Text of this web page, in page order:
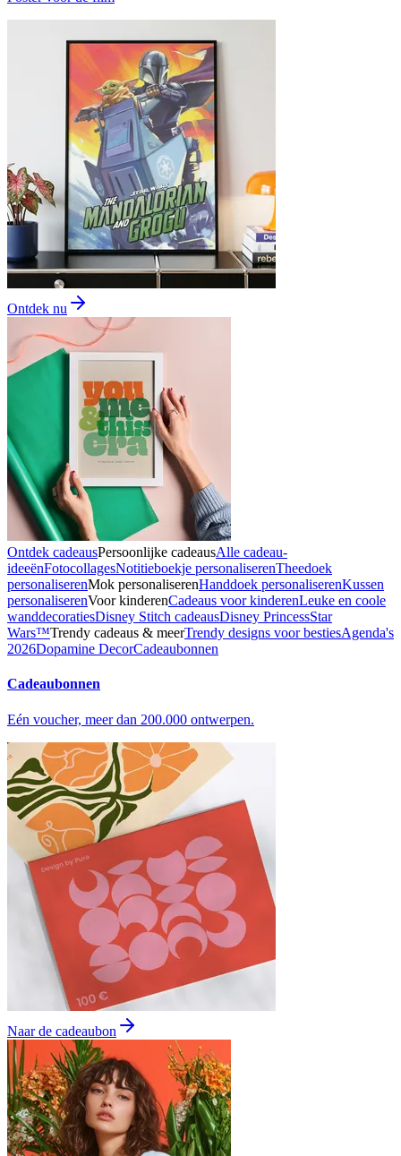
Ontdek nu
Ontdek cadeausPersoonlijke cadeausAlle cadeau-
ideeënFotocollagesNotitieboekje personaliserenTheedoek
personaliserenMok personaliserenHanddoek personaliserenKussen
personaliserenVoor kinderenCadeaus voor kinderenLeuke en coole
wanddecoratiesDisney Stitch cadeausDisney PrincessStar
Wars™Trendy cadeaus & meerTrendy designs voor bestiesAgenda's
2026Dopamine DecorCadeaubonnen
Cadeaubonnen
Eén voucher, meer dan 200.000 ontwerpen.
Naar de cadeaubon